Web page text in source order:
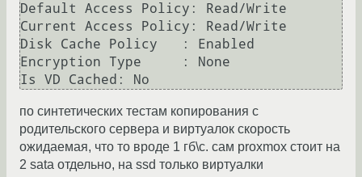
Default Access Policy: Read/Write
Current Access Policy: Read/Write
Disk Cache Policy   : Enabled
Encryption Type     : None
Is VD Cached: No
по синтетических тестам копирования с
родительского сервера и виртуалок скорость
ожидаемая, что то вроде 1 гб\с. сам proxmox стоит на
2 sata отдельно, на ssd только виртуалки